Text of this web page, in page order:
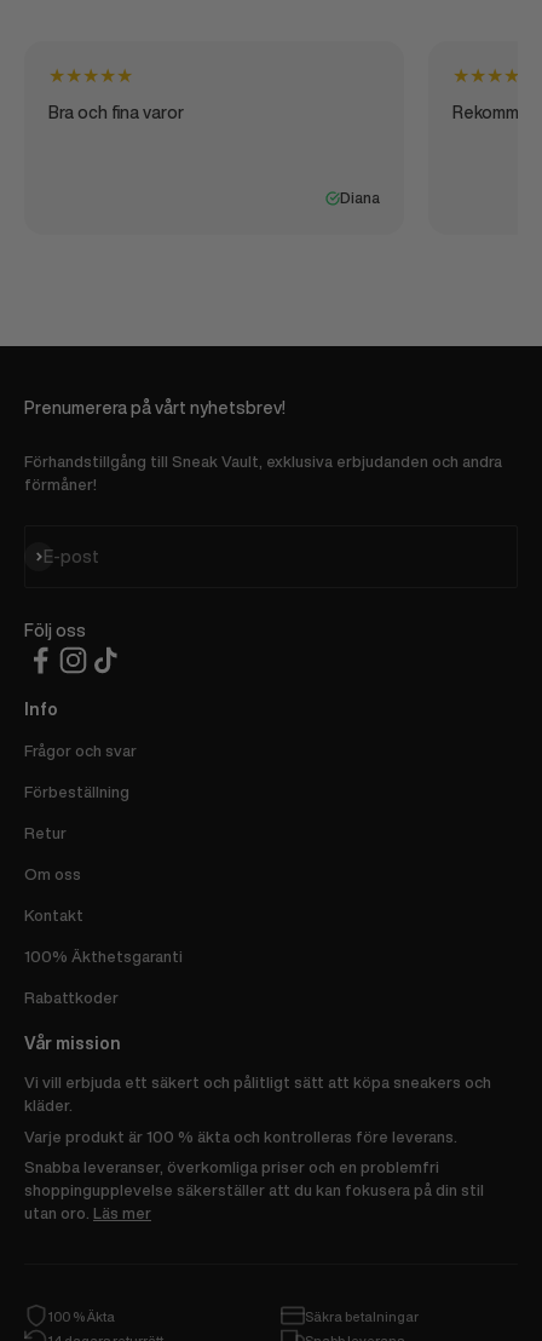
★★★★★
Bra och fina varor
Diana
★★★★
Prenumerera på vårt nyhetsbrev!
Förhandstillgång till Sneak Vault, exklusiva erbjudanden och andra
förmåner!
E-post
Prenumerera
Följ oss
Info
Frågor och svar
Förbeställning
Retur
Om oss
Kontakt
100% Äkthetsgaranti
Rabattkoder
Vår mission
Vi vill erbjuda ett säkert och pålitligt sätt att köpa sneakers och
kläder.
Varje produkt är 100 % äkta och kontrolleras före leverans.
Snabba leveranser, överkomliga priser och en problemfri
shoppingupplevelse säkerställer att du kan fokusera på din stil
utan oro.
Läs mer
100 % Äkta
Säkra betalningar